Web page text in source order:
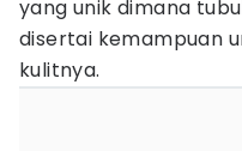
yang unik dimana
disertai kemampuan
kulitnya.